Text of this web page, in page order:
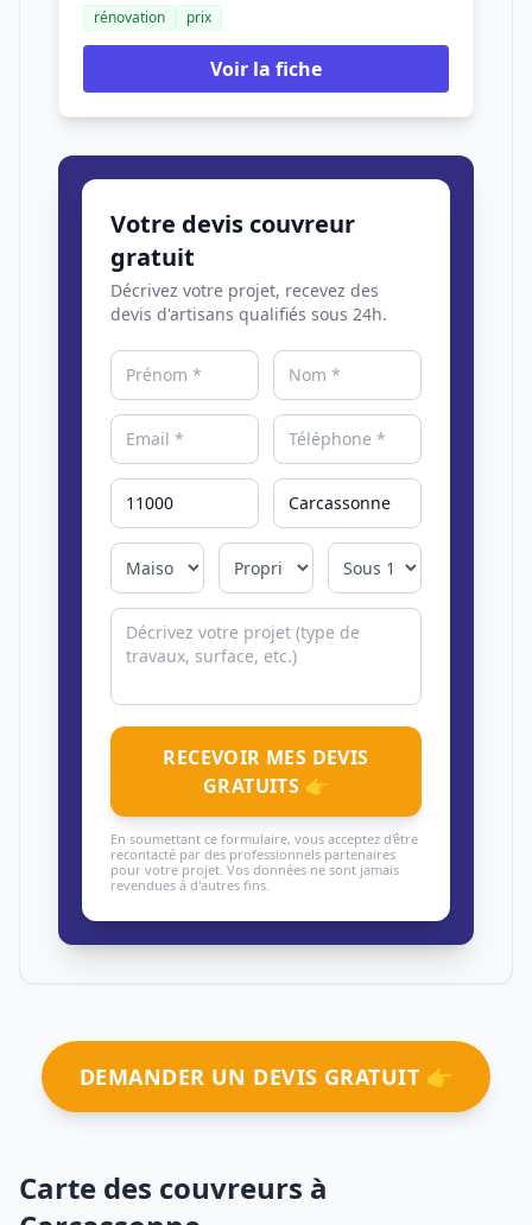
rénovation
prix
Voir la fiche
Votre devis couvreur
gratuit
Décrivez votre projet, recevez des
devis d'artisans qualifiés sous 24h.
RECEVOIR MES DEVIS
GRATUITS 👉
En soumettant ce formulaire, vous acceptez d'être
recontacté par des professionnels partenaires
pour votre projet. Vos données ne sont jamais
revendues à d'autres fins.
DEMANDER UN DEVIS GRATUIT 👉
Carte des couvreurs à